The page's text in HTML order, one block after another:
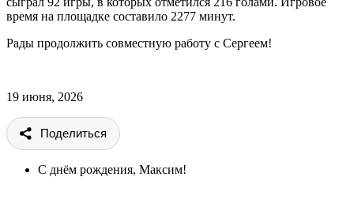
время на площадке составило 2277 минут.
Рады продолжить совместную работу с Сергеем!
19 июня, 2026
Поделиться
С днём рождения, Максим!